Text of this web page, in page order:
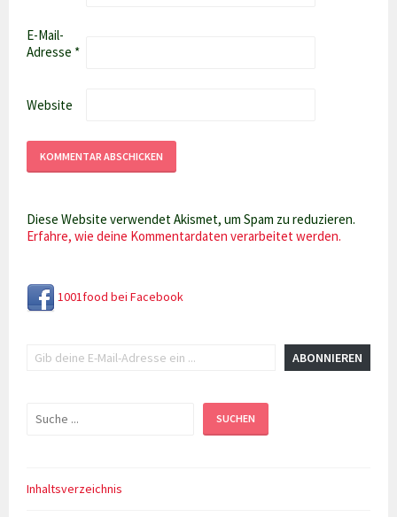
E-Mail-
Adresse *
Website
Diese Website verwendet Akismet, um Spam zu reduzieren.
Erfahre, wie deine Kommentardaten verarbeitet werden.
1001food bei Facebook
ABONNIEREN
Suchen SUCHEN
Inhaltsverzeichnis